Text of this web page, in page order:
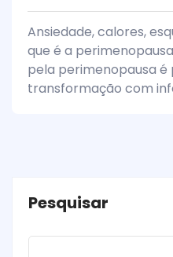
Ansiedade, calores,
que é a
pela perimenopausa é
transformação com
Pesquisar